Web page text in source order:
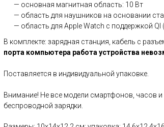
— основная магнитная область: 10 Вт
— область для наушников на основании
— область для Apple Watch c поддержкой QI
В комплекте: зарядная станция, кабель с
порта компьютера работа устройства
Поставляется в индивидуальной упаковке.
Внимание! Не все модели смартфонов, часов
беспроводной зарядки.